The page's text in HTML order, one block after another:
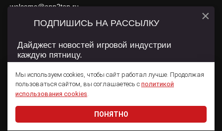
welcome@app2top.ru
При использовании материалов активная ссылка на
Сайт использует IP адреса, cookie, данные геолокации
использования содержатся вПолитике конфиденциальностии
Пользовательском соглашении .
© 2011 — 2026 App2Top 16+
Мы используем cookies, чтобы сайт работал лучше. Продолжая
пользоваться сайтом, вы соглашаетесь с политикой
использования cookies.
ПОНЯТНО
ПОДПИШИСЬ НА РАССЫЛКУ
Дайджест новостей игровой индустрии
каждую пятницу.
Даю согласие на обработкуперсональных данных
×